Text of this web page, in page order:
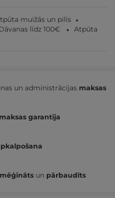
muižās un pilīs
līdz 100€
Atpūta
un administrācijas maksas
garantija
un pārbaudīts